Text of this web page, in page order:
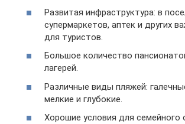
Развитая инфраструктура: в
супермаркетов, аптек и других
для туристов.
Большое количество
лагерей.
Различные виды пляжей:
мелкие и глубокие.
Хорошие условия для семейного